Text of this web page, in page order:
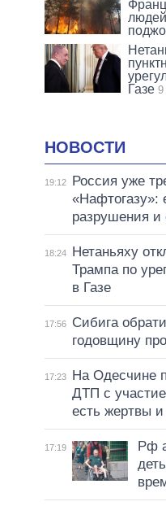
Газе 9
НОВОСТИ
19:12
Россия уже
«Нафтогазу»:
разрушения и
18:24
Нетаньяху
Трампа по
в Газе
17:56
Сибига
годовщину
17:23
На Одесчине
ДТП с
есть жертвы
17:19
Рф